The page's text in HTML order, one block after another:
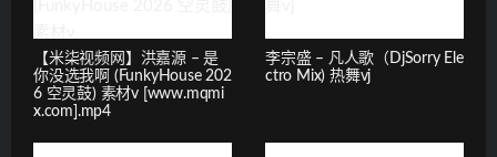
【米柒视频网】洪嘉源 – 是
你没选我啊 (FunkyHouse 202
6 空灵鼓) 素材v [www.mqmi
x.com].mp4
李宗盛 – 凡人歌（DjSorry Ele
ctro Mix) 热舞vj